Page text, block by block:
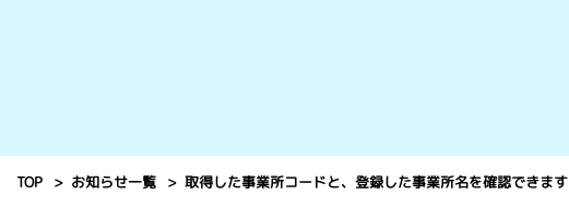
TOP お知らせ一覧 取得した事業所コードと、登録した事業所名を確認できます